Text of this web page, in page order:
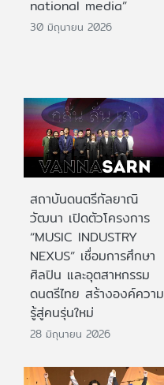
national media”
30 มิถุนายน 2026
สถาบันดนตรีกัลยาณิ
วัฒนา เปิดตัวโครงการ
“MUSIC INDUSTRY
NEXUS” เชื่อมการศึกษา
ศิลปิน และอุตสาหกรรม
ดนตรีไทย สร้างองค์ความ
รู้สู่คนรุ่นใหม่
28 มิถุนายน 2026